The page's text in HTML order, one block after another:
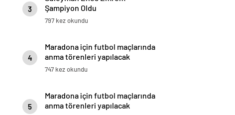
3
Şampiyon Oldu
797 kez okundu
4
Maradona için futbol maçlarında
anma törenleri yapılacak
747 kez okundu
5
Maradona için futbol maçlarında
anma törenleri yapılacak